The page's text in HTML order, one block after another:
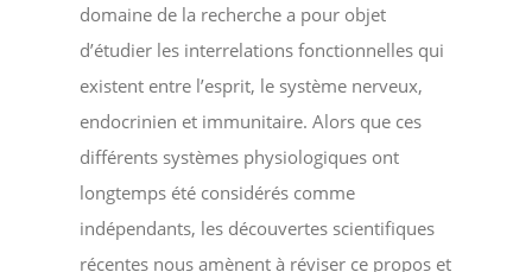
domaine de la recherche a pour objet
d’étudier les interrelations fonctionnelles qui
existent entre l’esprit, le système nerveux,
endocrinien et immunitaire. Alors que ces
différents systèmes physiologiques ont
longtemps été considérés comme
indépendants, les découvertes scientifiques
récentes nous amènent à réviser ce propos et